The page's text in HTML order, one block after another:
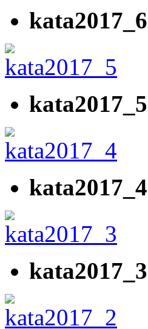
kata2017_6
kata2017_5
kata2017_4
kata2017_3